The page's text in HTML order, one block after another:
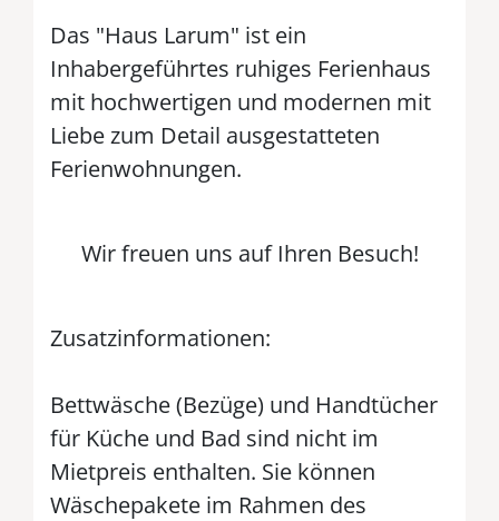
Das "Haus Larum" ist ein
Inhabergeführtes ruhiges Ferienhaus
mit hochwertigen und modernen mit
Liebe zum Detail ausgestatteten
Ferienwohnungen.
Wir freuen uns auf Ihren Besuch!
Zusatzinformationen:
Bettwäsche (Bezüge) und Handtücher
für Küche und Bad sind nicht im
Mietpreis enthalten. Sie können
Wäschepakete im Rahmen des